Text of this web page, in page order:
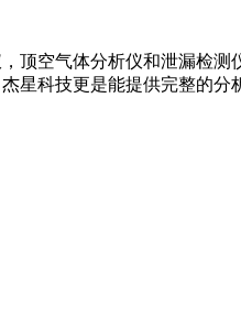
空气体分析仪和泄漏检测
星科技更是能提供完整的分